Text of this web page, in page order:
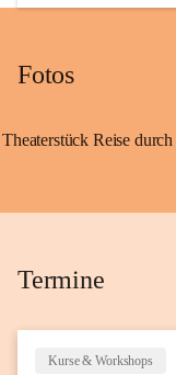
Fotos
Theaterstück Reise
Termine
Kurse & Workshops